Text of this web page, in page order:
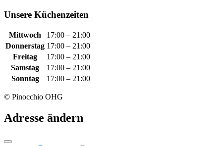
Unsere Küchenzeiten
Mittwoch
17:00 – 21:00
Donnerstag 17:00 – 21:00
Freitag
17:00 – 21:00
Samstag
17:00 – 21:00
Sonntag
17:00 – 21:00
© Pinocchio OHG
Adresse ändern